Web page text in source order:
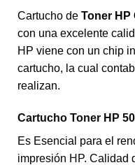
Cartucho de Toner HP
con una excelente
HP viene con un chip
cartucho, la cual
realizan.
Cartucho Toner HP
Es Esencial para el
impresión HP. Calidad